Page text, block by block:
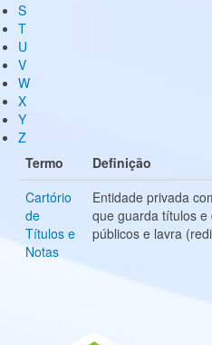
S
T
U
V
W
X
Y
Z
Termo
Definição
Cartório
de
Títulos e
Notas
Entidade privada
que guarda títulos
públicos e lavra